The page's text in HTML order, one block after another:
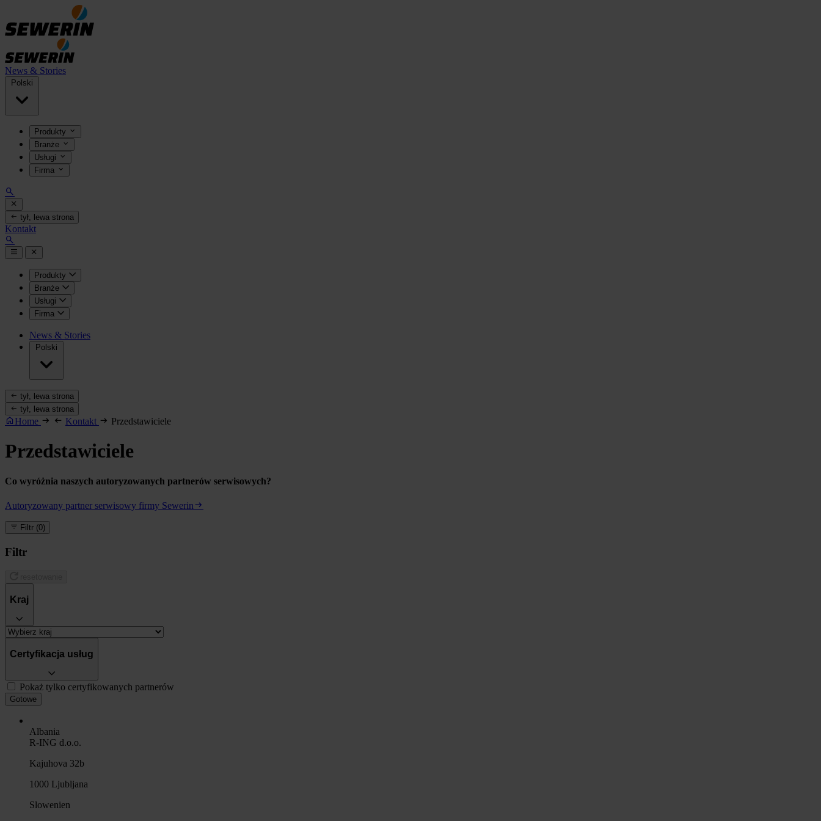
News & Stories
Polski
Produkty
Branże
Usługi
Firma
tył, lewa strona
Kontakt
Produkty
Branże
Usługi
Firma
News & Stories
Polski
tył, lewa strona
tył, lewa strona
Home Kontakt Przedstawiciele
Przedstawiciele
Co wyróżnia naszych autoryzowanych partnerów serwisowych?
Autoryzowany partner serwisowy firmy Sewerin
Filtr (0)
Filtr
Kraj
Certyfikacja usług
Pokaż tylko certyfikowanych partnerów
Gotowe
Albania
R-ING d.o.o.
Kajuhova 32b
1000 Ljubljana
Slowenien